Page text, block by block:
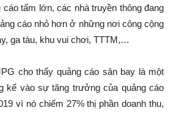
tấm lớn, các nhà truyền thông đang
cáo nhỏ hơn ở những nơi công cộng
ga tàu, khu vui chơi, TTTM,…
cho thấy quảng cáo sân bay là một
kể vào sự tăng trưởng của quảng cáo
vì nó chiếm 27% thị phần doanh thu,